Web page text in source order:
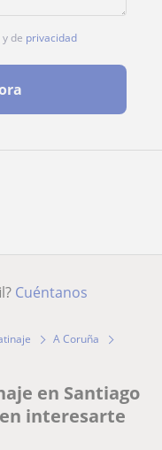
y de privacidad
Cuéntanos
A Coruña
en Santiago
interesarte